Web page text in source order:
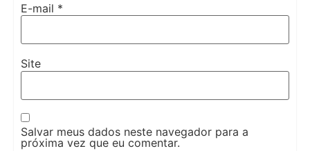
E-mail *
Site
Salvar meus dados neste navegador para a
próxima vez que eu comentar.